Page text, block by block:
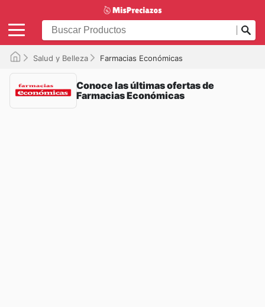
Salud y Belleza Farmacias Económicas
Conoce las últimas ofertas de
Farmacias Económicas